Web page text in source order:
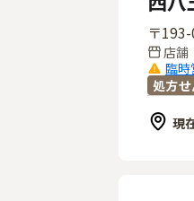
〒
店舗
臨時
処方
現